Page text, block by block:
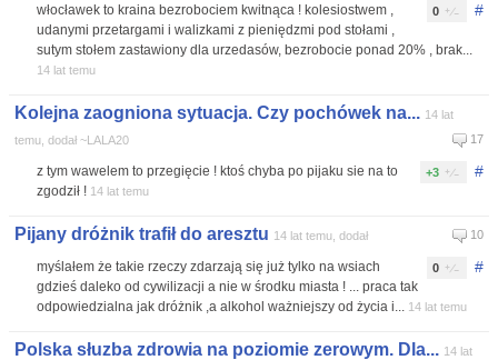
#
0
włocławek to kraina bezrobociem kwitnąca ! kolesiostwem ,
udanymi przetargami i walizkami z pieniędzmi pod stołami ,
sutym stołem zastawiony dla urzedasów, bezrobocie ponad 20% , brak...
14 lat temu
Kolejna zaogniona sytuacja. Czy pochówek na... 14 lat
temu, dodał ~LALA20
17
#
+3
z tym wawelem to przegięcie ! ktoś chyba po pijaku sie na to
zgodził ! 14 lat temu
Pijany dróżnik trafił do aresztu 14 lat temu, dodał 10
#
0
myślałem że takie rzeczy zdarzają się już tylko na wsiach
gdzieś daleko od cywilizacji a nie w środku miasta ! ... praca tak
odpowiedzialna jak dróżnik ,a alkohol ważniejszy od życia i... 14 lat temu
Polska słuzba zdrowia na poziomie zerowym. Dla... 14 lat